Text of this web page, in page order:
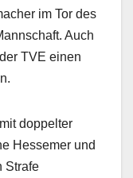
im Tor des
Auch
TVE einen
doppelter
Hessemer und
Strafe